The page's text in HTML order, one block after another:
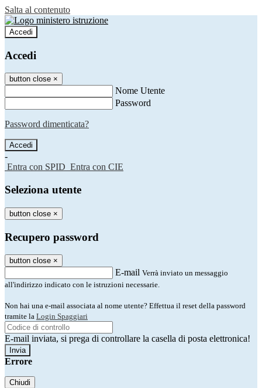
Salta al contenuto
Accedi
Accedi
button close ×
Nome Utente
Password
Password dimenticata?
-
Entra con SPID Entra con CIE
Seleziona utente
button close ×
Recupero password
button close ×
E-mail Verrà inviato un messaggio
all'indirizzo indicato con le istruzioni necessarie.
Non hai una e-mail associata al nome utente? Effettua il reset della password
tramite la Login Spaggiari
E-mail inviata, si prega di controllare la casella di posta elettronica!
Errore
Chiudi